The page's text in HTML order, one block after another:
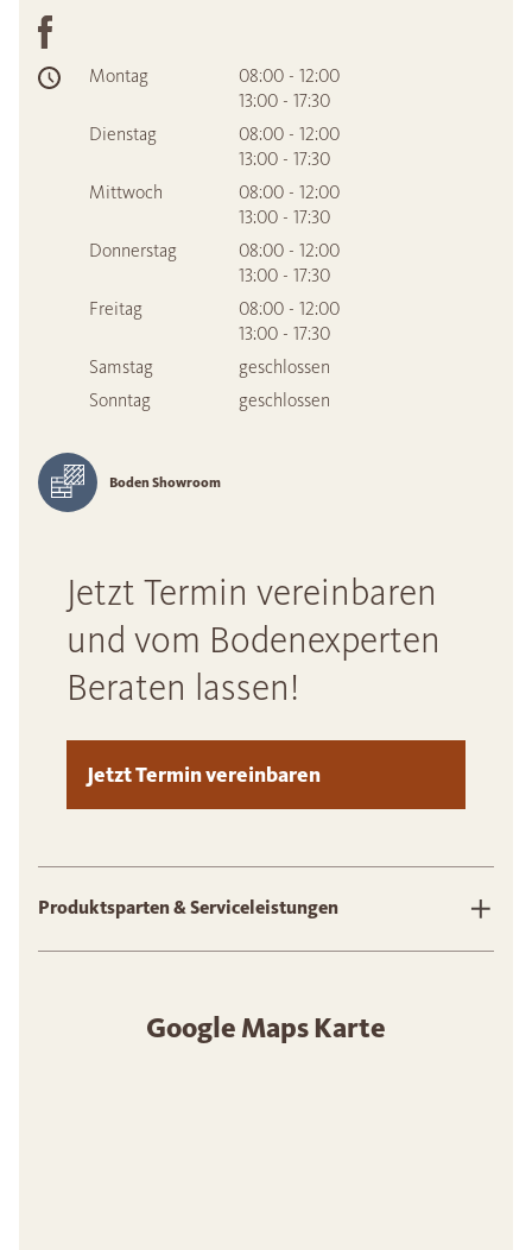
Montag
08:00 - 12:00
13:00 - 17:30
Dienstag
08:00 - 12:00
13:00 - 17:30
Mittwoch
08:00 - 12:00
13:00 - 17:30
Donnerstag
08:00 - 12:00
13:00 - 17:30
Freitag
08:00 - 12:00
13:00 - 17:30
Samstag
geschlossen
Sonntag
geschlossen
Boden Showroom
Jetzt Termin vereinbaren
und vom Bodenexperten
Beraten lassen!
Jetzt Termin vereinbaren
Produktsparten & Serviceleistungen
Google Maps Karte